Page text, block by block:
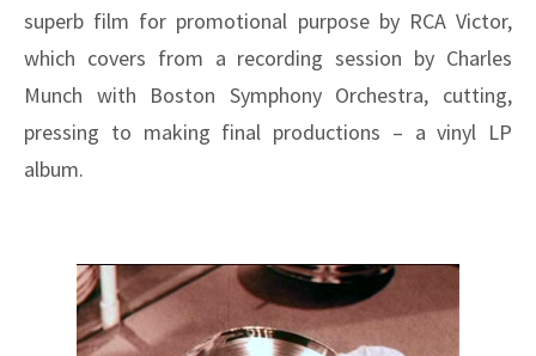
superb film for promotional purpose by RCA Victor,
which covers from a recording session by Charles
Munch with Boston Symphony Orchestra, cutting,
pressing to making final productions – a vinyl LP
album.